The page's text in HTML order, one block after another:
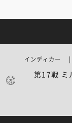
第17戦 ミ
インディカー |